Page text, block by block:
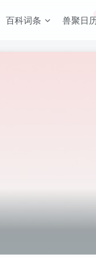
百科词条 兽聚日